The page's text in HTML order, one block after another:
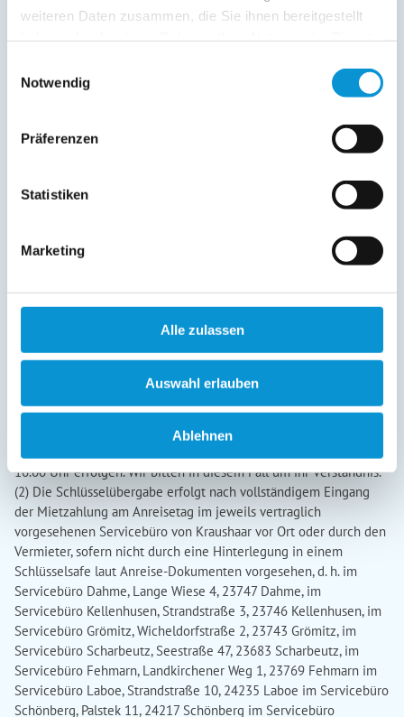
weiteren Daten zusammen, die Sie ihnen bereitgestellt
Notwendig
Präferenzen
Statistiken
Marketing
Alle zulassen
Auswahl erlauben
Ablehnen